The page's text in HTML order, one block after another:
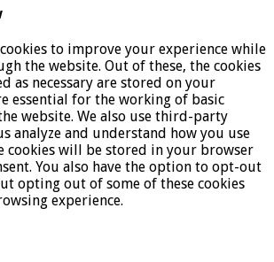
to improve your experience while
the website. Out of these, the cookies
as necessary are stored on your
essential for the working of basic
website. We also use third-party
analyze and understand how you use
cookies will be stored in your browser
You also have the option to opt-out
opting out of some of these cookies
experience.